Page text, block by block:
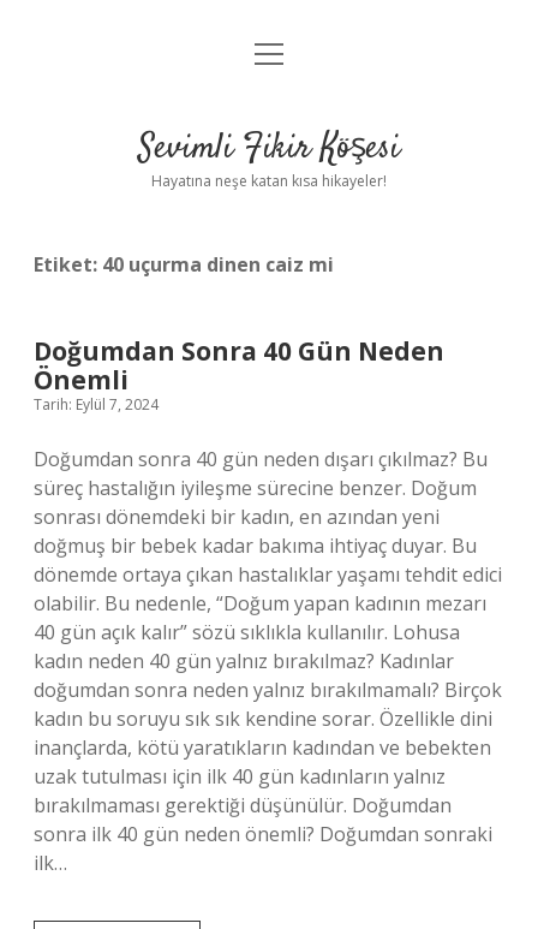
Anasayfa
Yasal Uyarı
menüyü
Sevimli Fikir Köşesi
Hayatına neşe katan kısa hikayeler!
Etiket: 40 uçurma dinen caiz mi
Doğumdan Sonra 40 Gün Neden
Önemli
Tarih: Eylül 7, 2024
Doğumdan sonra 40 gün neden dışarı çıkılmaz? Bu
süreç hastalığın iyileşme sürecine benzer. Doğum
sonrası dönemdeki bir kadın, en azından yeni
doğmuş bir bebek kadar bakıma ihtiyaç duyar. Bu
dönemde ortaya çıkan hastalıklar yaşamı tehdit edici
olabilir. Bu nedenle, “Doğum yapan kadının mezarı
40 gün açık kalır” sözü sıklıkla kullanılır. Lohusa
kadın neden 40 gün yalnız bırakılmaz? Kadınlar
doğumdan sonra neden yalnız bırakılmamalı? Birçok
kadın bu soruyu sık sık kendine sorar. Özellikle dini
inançlarda, kötü yaratıkların kadından ve bebekten
uzak tutulması için ilk 40 gün kadınların yalnız
bırakılmaması gerektiği düşünülür. Doğumdan
sonra ilk 40 gün neden önemli? Doğumdan sonraki
ilk…